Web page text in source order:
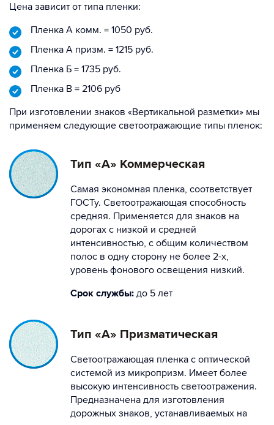
Цена зависит от типа пленки:
Пленка А комм. = 1050 руб.
Пленка А призм. = 1215 руб.
Пленка Б = 1735 руб.
Пленка В = 2106 руб
При изготовлении знаков «Вертикальной разметки» мы
применяем следующие светоотражающие типы пленок:
Тип «А» Коммерческая
Самая экономная пленка, соответствует
ГОСТу. Светоотражающая способность
средняя. Применяется для знаков на
дорогах с низкой и средней
интенсивностью, с общим количеством
полос в одну сторону не более 2-х,
уровень фонового освещения низкий.
Срок службы: до 5 лет
Тип «А» Призматическая
Светоотражающая пленка с оптической
системой из микропризм. Имеет более
высокую интенсивность светоотражения.
Предназначена для изготовления
дорожных знаков, устанавливаемых на